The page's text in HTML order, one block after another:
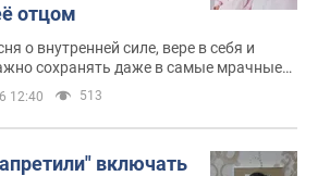
отцом
о внутренней силе, вере в себя и
сохранять даже в самые мрачные
12:40 513
включать